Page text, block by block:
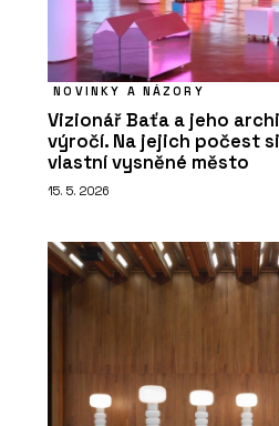
NOVINKY A NÁZORY
Vizionář Baťa a jeho
výročí. Na jejich počest
vlastní vysněné město
15. 5. 2026